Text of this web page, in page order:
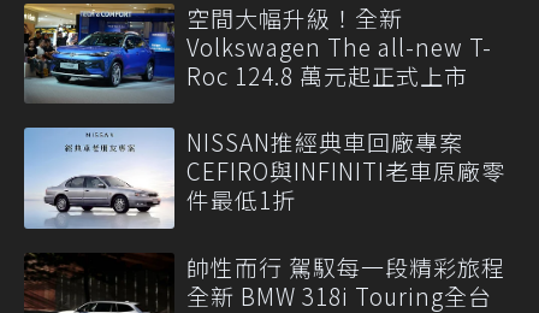
空間大幅升級！全新
Volkswagen The all-new T-
Roc 124.8 萬元起正式上市
NISSAN推經典車回廠專案
CEFIRO與INFINITI老車原廠零
件最低1折
帥性而行 駕馭每一段精彩旅程
全新 BMW 318i Touring全台